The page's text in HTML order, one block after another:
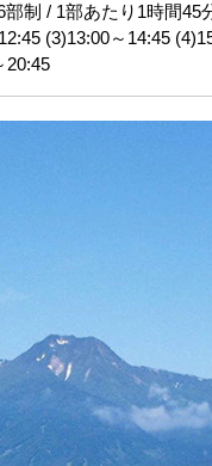
部制 / 1部あたり1時間
(3)13:00～14:45
20:45